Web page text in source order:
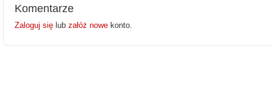
Komentarze
Zaloguj się lub załóż nowe konto.